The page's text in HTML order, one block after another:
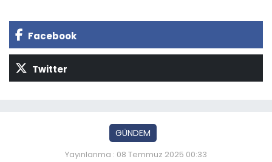
Facebook
Twitter
GÜNDEM
Yayınlanma : 08 Temmuz 2025 00:33